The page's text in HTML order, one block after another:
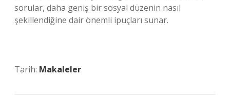
sorular, daha geniş bir sosyal düzenin nasıl
şekillendiğine dair önemli ipuçları sunar.
Tarih: Makaleler